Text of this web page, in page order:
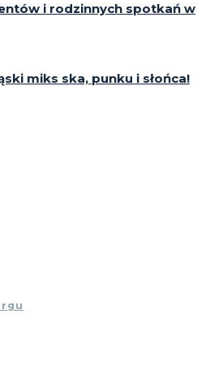
i rodzinnych spotkań w
miks ska, punku i słońca!